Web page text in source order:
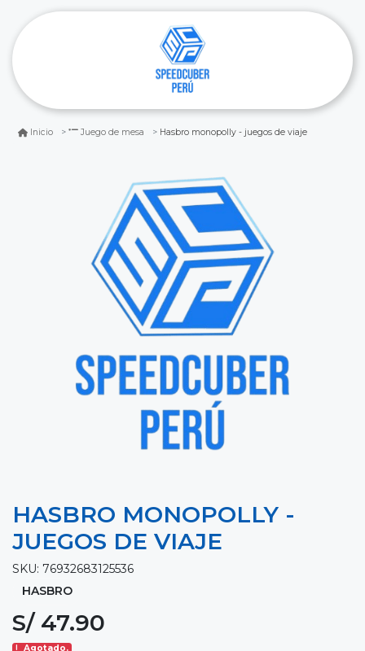
Inicio Juego de mesa Hasbro monopolly - juegos de viaje
HASBRO MONOPOLLY -
JUEGOS DE VIAJE
SKU: 76932683125536
HASBRO
S/ 47.90
Agotado.